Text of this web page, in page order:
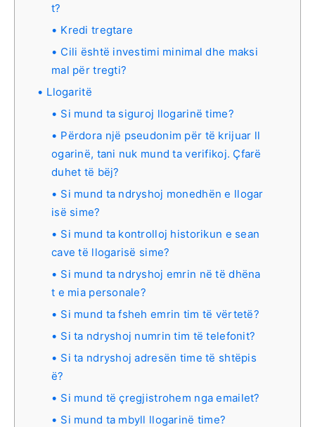
t?
Kredi tregtare
Cili është investimi minimal dhe maksi
mal për tregti?
Llogaritë
Si mund ta siguroj llogarinë time?
Përdora një pseudonim për të krijuar ll
ogarinë, tani nuk mund ta verifikoj. Çfarë
duhet të bëj?
Si mund ta ndryshoj monedhën e llogar
isë sime?
Si mund ta kontrolloj historikun e sean
cave të llogarisë sime?
Si mund ta ndryshoj emrin në të dhëna
t e mia personale?
Si mund ta fsheh emrin tim të vërtetë?
Si ta ndryshoj numrin tim të telefonit?
Si ta ndryshoj adresën time të shtëpis
ë?
Si mund të çregjistrohem nga emailet?
Si mund ta mbyll llogarinë time?